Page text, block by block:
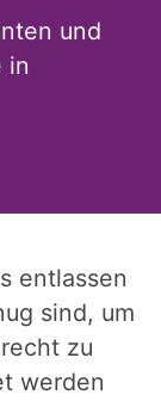
und
in
entlassen
sind, um
zu
werden